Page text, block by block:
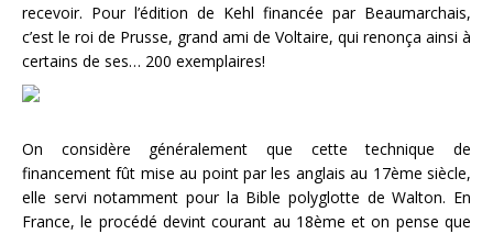
recevoir. Pour l’édition de Kehl financée par Beaumarchais,
c’est le roi de Prusse, grand ami de Voltaire, qui renonça ainsi à
certains de ses… 200 exemplaires!
On considère généralement que cette technique de
financement fût mise au point par les anglais au 17ème siècle,
elle servi notamment pour la Bible polyglotte de Walton. En
France, le procédé devint courant au 18ème et on pense que